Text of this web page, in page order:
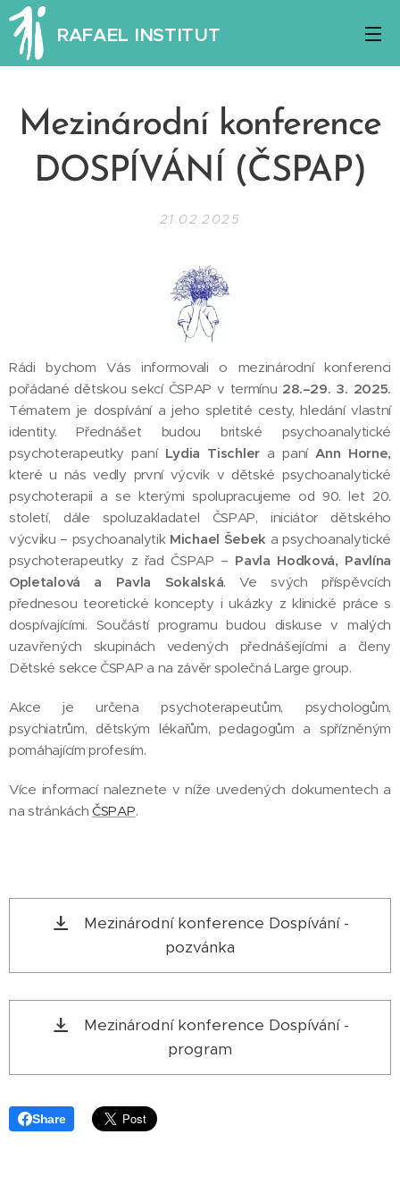
RAFAEL INSTITUT
Mezinárodní konference
DOSPÍVÁNÍ (ČSPAP)
21.02.2025
Rádi bychom Vás informovali o mezinárodní konferenci
pořádané dětskou sekcí ČSPAP v termínu 28.–29. 3. 2025.
Tématem je dospívání a jeho spletité cesty, hledání vlastní
identity. Přednášet budou britské psychoanalytické
psychoterapeutky paní Lydia Tischlera paníAnn Horne,
které u nás vedly první výcvik v dětské psychoanalytické
psychoterapii a se kterými spolupracujeme od 90. let 20.
století, dále spoluzakladatel ČSPAP, iniciátor dětského
výcviku – psychoanalytik Michael Šebek a psychoanalytické
psychoterapeutky z řad ČSPAP – Pavla Hodková, Pavlína
Opletalová a Pavla Sokalská. Ve svých příspěvcích
přednesou teoretické koncepty i ukázky z klinické práce s
dospívajícími. Součástí programu budou diskuse v malých
uzavřených skupinách vedených přednášejícími a členy
Dětské sekce ČSPAP a na závěr společná Large group.
Akce je určena psychoterapeutům, psychologům,
psychiatrům, dětským lékařům, pedagogům a spřízněným
pomáhajícím profesím.
Více informací naleznete v níže uvedených dokumentech a
na stránkáchČSPAP.
Mezinárodní konference Dospívání -
pozvánka
Mezinárodní konference Dospívání -
program
Share